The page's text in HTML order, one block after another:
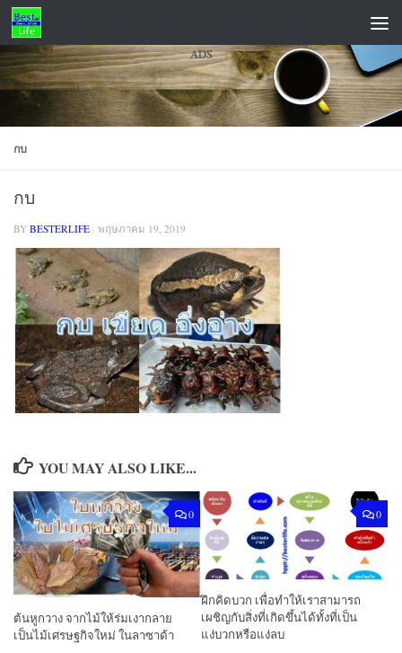
Skip to content
ADS
กบ
กบ
BY BESTERLIFE · พฤษภาคม 19, 2019
YOU MAY ALSO LIKE...
0
ต้นหูกวาง จากไม้ให้ร่มเงากลาย
เป็นไม้เศรษฐกิจใหม่ ในลาซาด้า
0
ฝึกคิดบวก เพื่อทำให้เราสามารถ
เผชิญกับสิ่งที่เกิดขึ้นได้ทั้งที่เป็น
แง่บวกหรือแง่ลบ